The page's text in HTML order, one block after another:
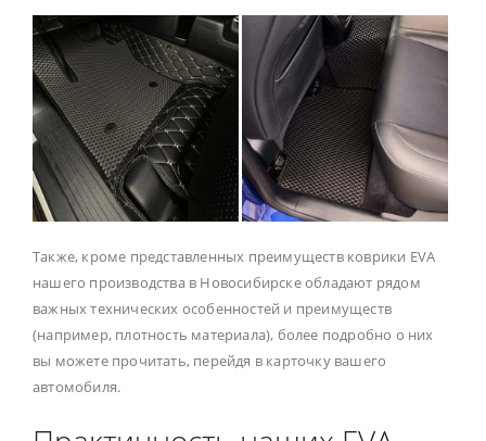
Также, кроме представленных преимуществ коврики EVA
нашего производства в Новосибирске обладают рядом
важных технических особенностей и преимуществ
(например, плотность материала), более подробно о них
вы можете прочитать, перейдя в карточку вашего
автомобиля.